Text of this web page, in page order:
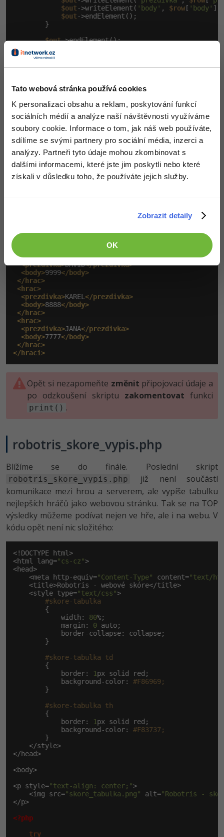
Tato webová stránka používá cookies
K personalizaci obsahu a reklam, poskytování funkcí
sociálních médií a analýze naší návštěvnosti využíváme
soubory cookie. Informace o tom, jak náš web používáte,
sdílíme se svými partnery pro sociální média, inzerci a
analýzy. Partneři tyto údaje mohou zkombinovat s
dalšími informacemi, které jste jim poskytli nebo které
získali v důsledku toho, že používáte jejich služby.
Zobrazit detaily
OK
$out->writeElement( 'body' , $row [ 'body'
$out->endElement();
        }
$out->endElement();
echo
catch (PDOException $e )
print "Chyba: " . $e->getMessage() . "<br /
();
    }
Snad ani netřeba dalšího popisu, pouze se opět
připojíme k databázi a vytvoříme nový XML soubor, do
kterého poté uložíme jednotlivé řádky získané z
databázového dotazu jako elementy <hrac> .
minulých lekcí, pouze nám jej nyní vrací webová stránka:
<hrac>
<prezdivka>DAVID</prezdivka>
<body>9999</body>
</hrac>
<hrac>
<prezdivka>KAREL </prezdivka>
<body>8888</body>
</hrac>
<hrac>
<prezdivka>JANA</prezdivka>
<body>7777</body>
</hrac>
</hraci>
Opět si nezapomeňte změnit připojovací údaje a
po odzkoušení skriptu zakomentovat funkci
print() .
robotris_skore_vy­pis.php
Blížíme se do finále. Poslední skript
robotris_skore_vypis.php
již není součástí
komunikace mezi hrou a serverem, ale vypíše tabulku
nejlepších hráčů jako webovou stránku. Tak se na TOP
výsledky můžeme podívat nejen ve hře, ale i na webu. V
kódu opět není nic složitého:
<!DOCTYPE html>
<html lang="cs-cz">
<head>
    <meta http-equiv=
"Content-Type" content="text/
    <title>Robotris - webové skóre</title>
    <style type=
"text/css">
#skore-tabulka
        {
            width:
80%;
            margin:
0 auto;
            border-collapse: collapse;
        }
#skore-tabulka td
        {
            border:
1 px solid red;
            background-color:
#F86969;
        }
#skore-tabulka th
        {
            border:
1 px solid red;
            background-color:
#F83737;
        }
    </style>
</head>
<body>
<p style="text-align: center;">
    <img src=
"skore_tabulka.png" alt="Robotris -
</p>
<?php
try